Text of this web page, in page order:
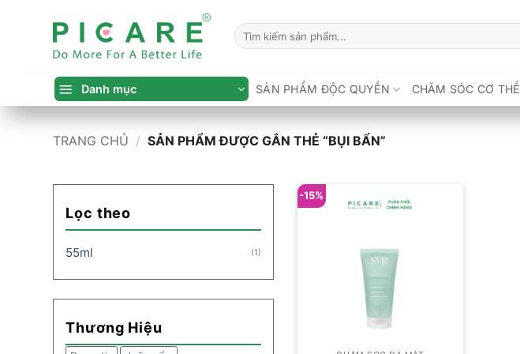
Tìm
kiếm:
Danh mục SẢN PHẨM ĐỘC QUYỀN CHĂM SÓC CƠ THỂ
TRANG CHỦ / SẢN PHẨM ĐƯỢC GẮN THẺ “BỤI BẨN”
Lọc theo
55ml (1)
Thương Hiệu
-15%